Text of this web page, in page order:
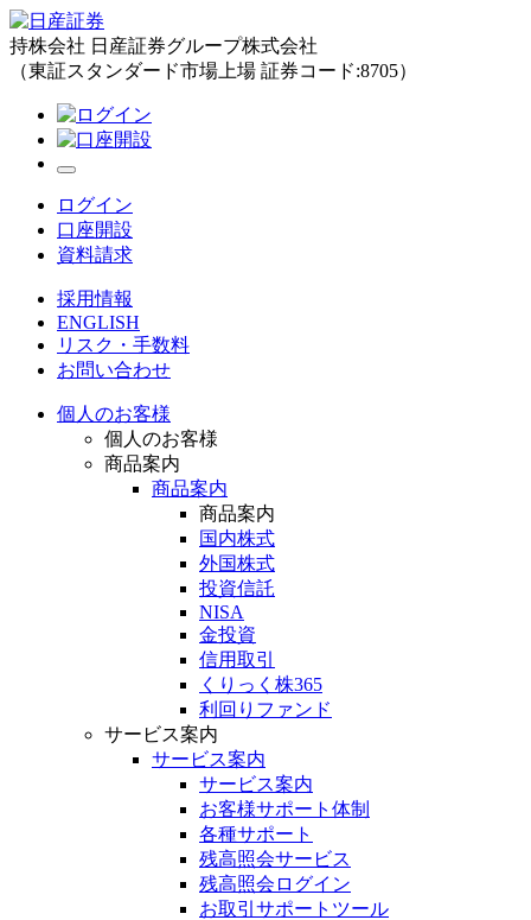
持株会社 日産証券グループ株式会社
（東証スタンダード市場上場 証券コード:8705）
ログイン
口座開設
資料請求
採用情報
ENGLISH
リスク・手数料
お問い合わせ
個人のお客様
個人のお客様
商品案内
商品案内
商品案内
国内株式
外国株式
投資信託
NISA
金投資
信用取引
くりっく株365
利回りファンド
サービス案内
サービス案内
サービス案内
お客様サポート体制
各種サポート
残高照会サービス
残高照会ログイン
お取引サポートツール